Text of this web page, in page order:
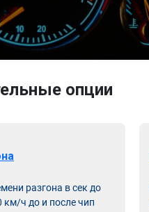
опции
разгона в сек до
км/ч до и после чип